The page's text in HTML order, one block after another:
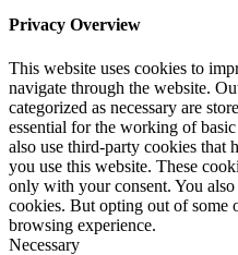
Privacy Overview
This website uses cookies to
navigate through the website.
categorized as necessary are
essential for the working of
also use third-party cookies that
you use this website. These
only with your consent. You
cookies. But opting out of some
browsing experience.
Necessary